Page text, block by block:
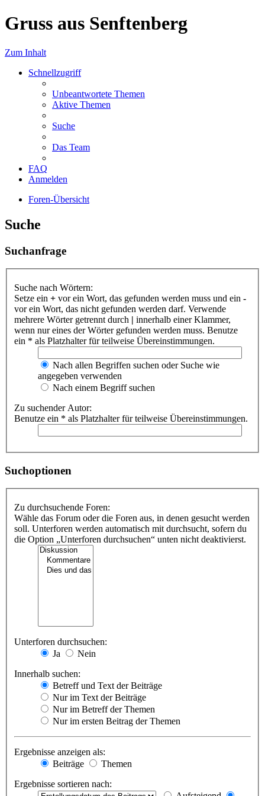
Gruss aus Senftenberg
Zum Inhalt
Schnellzugriff
Unbeantwortete Themen
Aktive Themen
Suche
Das Team
FAQ
Anmelden
Foren-Übersicht
Suche
Suchanfrage
Suche nach Wörtern:
Setze ein + vor ein Wort, das gefunden werden muss und ein -
vor ein Wort, das nicht gefunden werden darf. Verwende
mehrere Wörter getrennt durch | innerhalb einer Klammer,
wenn nur eines der Wörter gefunden werden muss. Benutze
ein * als Platzhalter für teilweise Übereinstimmungen.
Nach allen Begriffen suchen oder Suche wie
angegeben verwenden
Nach einem Begriff suchen
Zu suchender Autor:
Benutze ein * als Platzhalter für teilweise Übereinstimmungen.
Suchoptionen
Zu durchsuchende Foren:
Wähle das Forum oder die Foren aus, in denen gesucht werden
soll. Unterforen werden automatisch mit durchsucht, sofern du
die Option „Unterforen durchsuchen“ unten nicht deaktivierst.
Unterforen durchsuchen:
Ja
Nein
Innerhalb suchen:
Betreff und Text der Beiträge
Nur im Text der Beiträge
Nur im Betreff der Themen
Nur im ersten Beitrag der Themen
Ergebnisse anzeigen als:
Beiträge
Themen
Ergebnisse sortieren nach: